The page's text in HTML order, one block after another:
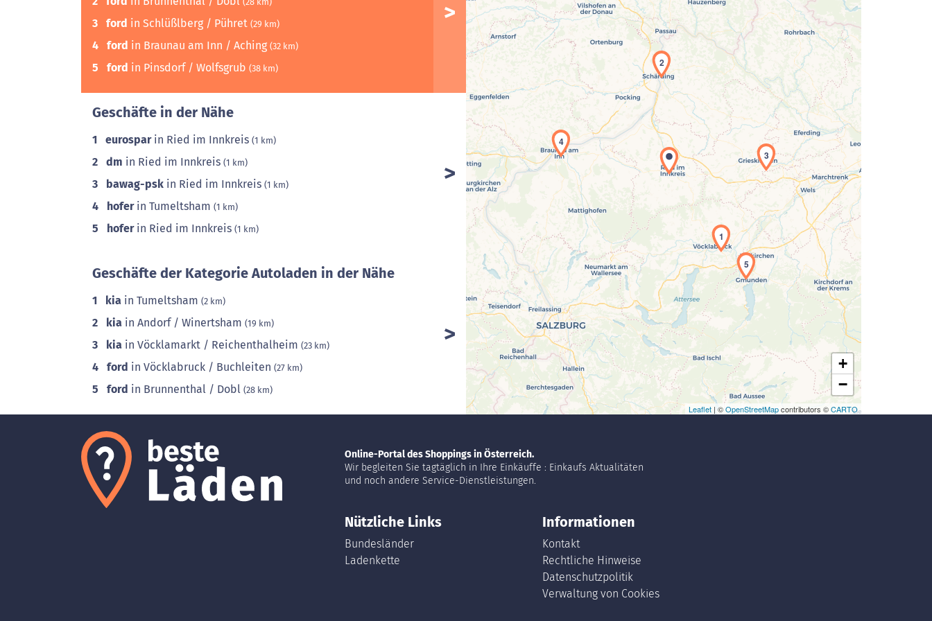
3 ford in Schlüßlberg / Pühret (29 km)
4 ford in Braunau am Inn / Aching (32 km)
5 ford in Pinsdorf / Wolfsgrub (38 km)
Geschäfte in der Nähe
1 eurosparin Ried im Innkreis (1 km)
2 dm in Ried im Innkreis (1 km)
3 bawag-psk in Ried im Innkreis (1 km)
4 hoferin Tumeltsham (1 km)
5 hoferin Ried im Innkreis (1 km)
Geschäfte der Kategorie Autoladen in der Nähe
1 kia in Tumeltsham (2 km)
2 kia in Andorf / Winertsham (19 km)
3 kia in Vöcklamarkt / Reichenthalheim (23 km)
4 ford in Vöcklabruck / Buchleiten (27 km)
5 ford in Brunnenthal / Dobl (28 km)
Laden der Karte...
1
2
3
4
5
+
−
Leaflet | ©OpenStreetMapcontributors ©CARTO
Online-Portal des Shoppings in Österreich.
Wir begleiten Sie tagtäglich in Ihre Einkäuffe : Einkaufs Aktualitäten
und noch andere Service-Dienstleistungen.
Nützliche Links
Bundesländer
Ladenkette
Informationen
Kontakt
Rechtliche Hinweise
Datenschutzpolitik
Verwaltung von Cookies